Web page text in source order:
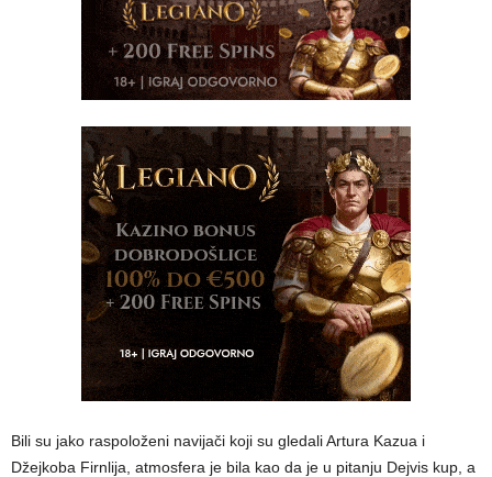
Bili su jako raspoloženi navijači koji su gledali Artura Kazua i
Džejkoba Firnlija, atmosfera je bila kao da je u pitanju Dejvis kup, a